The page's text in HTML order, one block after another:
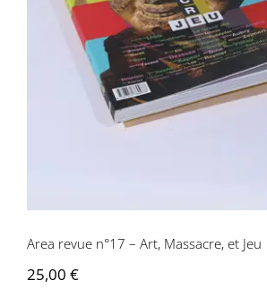
Area revue n°17 – Art,
Area revue n°17 – Art, Massacre, et Jeu
25,00 €